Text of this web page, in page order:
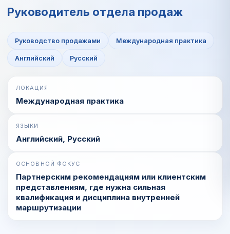
Руководитель отдела продаж
Руководство продажами Международная практика
Английский Русский
ЛОКАЦИЯ
Международная практика
ЯЗЫКИ
Английский, Русский
ОСНОВНОЙ ФОКУС
Партнерским рекомендациям или клиентским
представлениям, где нужна сильная
квалификация и дисциплина внутренней
маршрутизации